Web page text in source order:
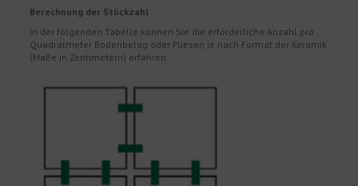
Berechnung der Stückzahl
In der folgenden Tabelle können Sie die erforderliche Anzahl pro
Quadratmeter Bodenbelag oder Fliesen je nach Format der Keramik
(Maße in Zentimetern) erfahren.